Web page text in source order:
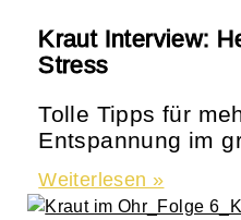
Kraut Interview:
Stress
Tolle Tipps für
Entspannung im
Weiterlesen »